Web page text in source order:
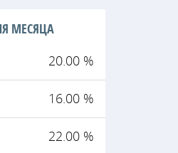
МЕСЯЦА
20.00 %
16.00 %
22.00 %